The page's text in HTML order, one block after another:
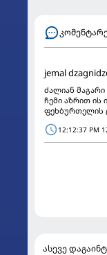
jemal
ძალიან
ჩემი აზრით ის
ფეხბურთელის
12:12:37 PM
ასევე